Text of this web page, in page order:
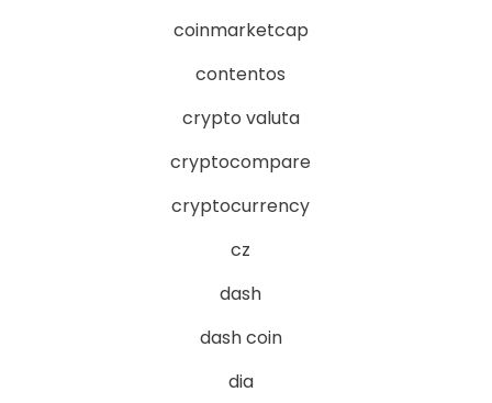
coinmarketcap
contentos
crypto valuta
cryptocompare
cryptocurrency
cz
dash
dash coin
dia